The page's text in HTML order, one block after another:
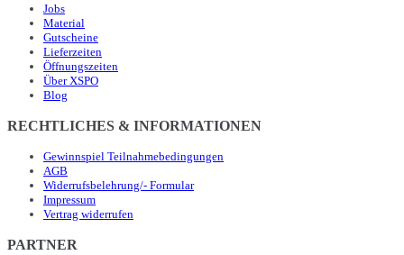
Jobs
Material
Gutscheine
Lieferzeiten
Öffnungszeiten
Über XSPO
Blog
RECHTLICHES & INFORMATIONEN
Gewinnspiel Teilnahmebedingungen
AGB
Widerrufsbelehrung/- Formular
Impressum
Vertrag widerrufen
PARTNER